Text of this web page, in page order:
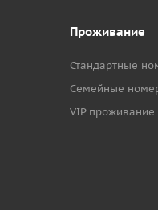
Проживание
Стандартные
Семейные
VIP проживание